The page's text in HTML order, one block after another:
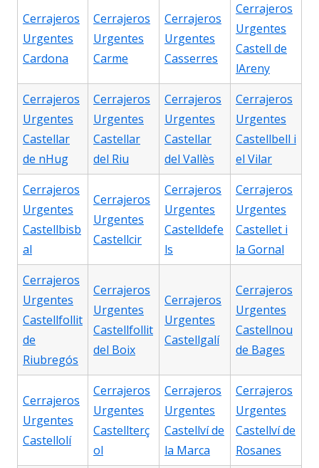
Cerrajeros
Urgentes
Cardona
Cerrajeros
Urgentes
Carme
Cerrajeros
Urgentes
Casserres
Cerrajeros
Urgentes
Castell de
lAreny
Cerrajeros
Urgentes
Castellar
de nHug
Cerrajeros
Urgentes
Castellar
del Riu
Cerrajeros
Urgentes
Castellar
del Vallès
Cerrajeros
Urgentes
Castellbell i
el Vilar
Cerrajeros
Urgentes
Castellbisb
al
Cerrajeros
Urgentes
Castellcir
Cerrajeros
Urgentes
Castelldefe
ls
Cerrajeros
Urgentes
Castellet i
la Gornal
Cerrajeros
Urgentes
Castellfollit
de
Riubregós
Cerrajeros
Urgentes
Castellfollit
del Boix
Cerrajeros
Urgentes
Castellgalí
Cerrajeros
Urgentes
Castellnou
de Bages
Cerrajeros
Urgentes
Castellolí
Cerrajeros
Urgentes
Castellterç
ol
Cerrajeros
Urgentes
Castellví de
la Marca
Cerrajeros
Urgentes
Castellví de
Rosanes